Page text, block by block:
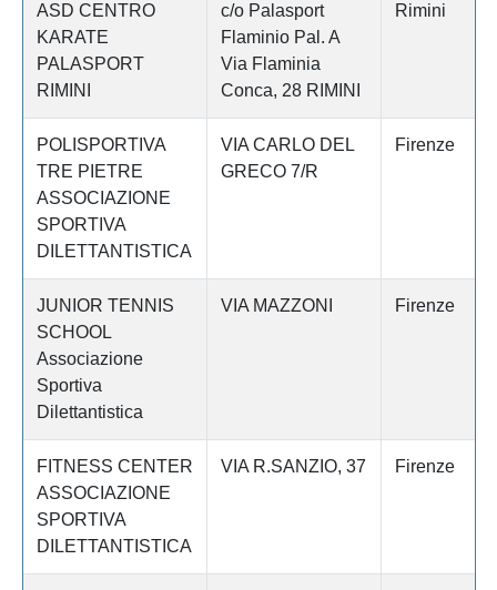
ASD CENTRO
KARATE
PALASPORT
RIMINI
c/o Palasport
Flaminio Pal. A
Via Flaminia
Conca, 28 RIMINI
Rimini
POLISPORTIVA
TRE PIETRE
ASSOCIAZIONE
SPORTIVA
DILETTANTISTICA
VIA CARLO DEL
GRECO 7/R
Firenze
JUNIOR TENNIS
SCHOOL
Associazione
Sportiva
Dilettantistica
VIA MAZZONI Firenze
FITNESS CENTER
ASSOCIAZIONE
SPORTIVA
DILETTANTISTICA
VIA R.SANZIO, 37 Firenze